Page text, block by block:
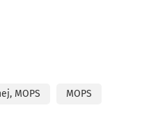
MOPS MOPS